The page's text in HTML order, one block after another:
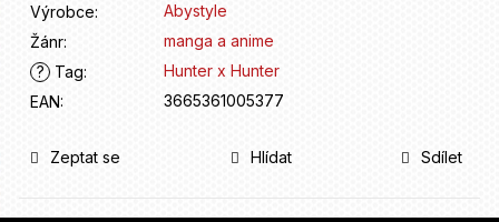
Výrobce:
Abystyle
Žánr:
manga a anime
?
Tag:
Hunter x Hunter
EAN: 3665361005377
Zeptat se Hlídat Sdílet